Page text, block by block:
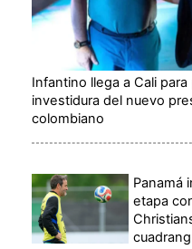
Infantino llega a Cali
investidura del nuevo
colombiano
Panamá
etapa